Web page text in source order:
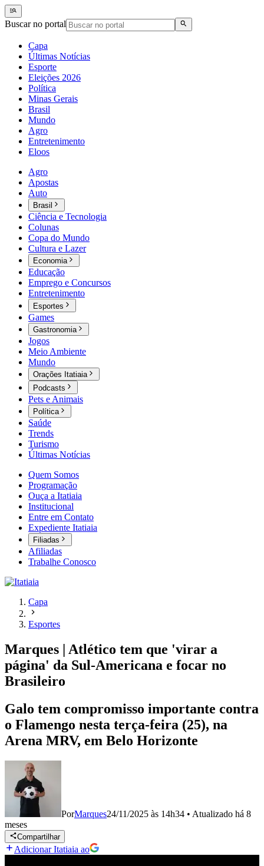
Buscar no portal
Capa
Últimas Notícias
Esporte
Eleições 2026
Política
Minas Gerais
Brasil
Mundo
Agro
Entretenimento
Eloos
Agro
Apostas
Auto
Brasil
Ciência e Tecnologia
Colunas
Copa do Mundo
Cultura e Lazer
Economia
Educação
Emprego e Concursos
Entretenimento
Esportes
Games
Gastronomia
Jogos
Meio Ambiente
Mundo
Orações Itatiaia
Podcasts
Pets e Animais
Política
Saúde
Trends
Turismo
Últimas Notícias
Quem Somos
Programação
Ouça a Itatiaia
Institucional
Entre em Contato
Expediente Itatiaia
Filiadas
Afiliadas
Trabalhe Conosco
Capa
Esportes
Marques | Atlético tem que 'virar a
página' da Sul-Americana e focar no
Brasileiro
Galo tem compromisso importante contra
o Flamengo nesta terça-feira (25), na
Arena MRV, em Belo Horizonte
PorMarques24/11/2025 às 14h34 • Atualizado há 8
meses
Compartilhar
Adicionar Itatiaia ao